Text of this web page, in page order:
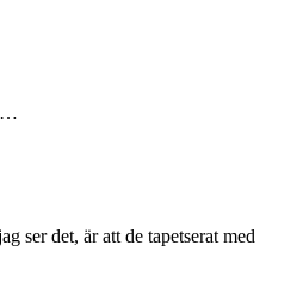
ser det, är att de tapetserat med